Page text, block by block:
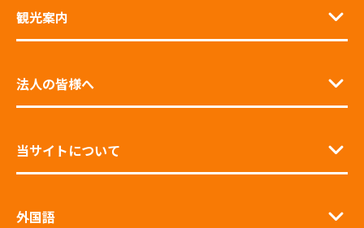
観光案内
法人の皆様へ
当サイトについて
外国語